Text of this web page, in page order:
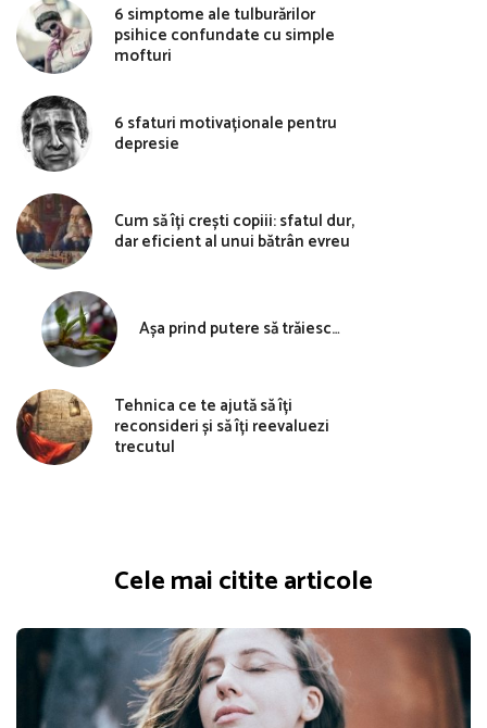
6 simptome ale tulburărilor
psihice confundate cu simple
mofturi
6 sfaturi motivaționale pentru
depresie
Cum să îți crești copiii: sfatul dur,
dar eficient al unui bătrân evreu
Așa prind putere să trăiesc…
Tehnica ce te ajută să îți
reconsideri și să îți reevaluezi
trecutul
Cele mai citite articole